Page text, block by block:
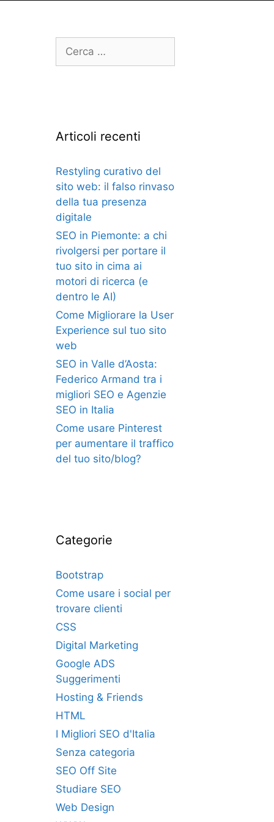
Articoli recenti
Restyling curativo del
sito web: il falso rinvaso
della tua presenza
digitale
SEO in Piemonte: a chi
rivolgersi per portare il
tuo sito in cima ai
motori di ricerca (e
dentro le AI)
Come Migliorare la User
Experience sul tuo sito
web
SEO in Valle d’Aosta:
Federico Armand tra i
migliori SEO e Agenzie
SEO in Italia
Come usare Pinterest
per aumentare il traffico
del tuo sito/blog?
Categorie
Bootstrap
Come usare i social per
trovare clienti
CSS
Digital Marketing
Google ADS
Suggerimenti
Hosting & Friends
HTML
I Migliori SEO d'Italia
Senza categoria
SEO Off Site
Studiare SEO
Web Design